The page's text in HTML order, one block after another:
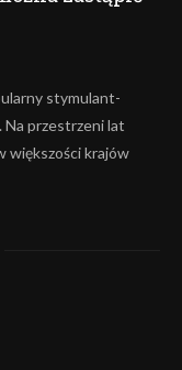
stymulant-
Na przestrzeni lat
większości krajów